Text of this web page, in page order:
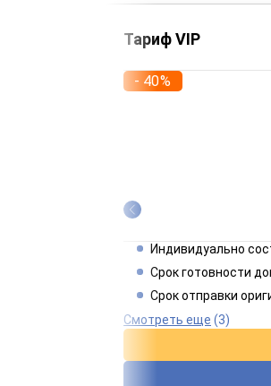
Тариф VIP
- 40%
Индивидуально
Срок готовности
Срок отправки
Смотреть еще (3)